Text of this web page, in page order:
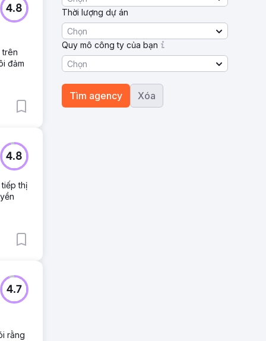
4.8
trên
đảm
4.8
thị
4.7
rằng
Thời lượng dự án
Chọn
Quy mô công ty của bạn
Chọn
Tìm agency Xóa